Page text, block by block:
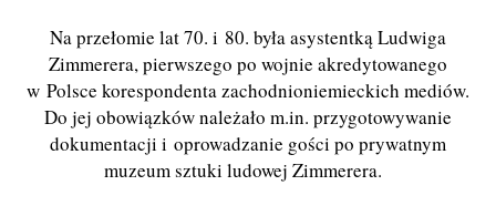
Na przełomie lat 70. i 80. była asystentką Ludwiga
Zimmerera, pierwszego po wojnie akredytowanego
w Polsce korespondenta zachodnioniemieckich mediów.
Do jej obowiązków należało m.in. przygotowywanie
dokumentacji i oprowadzanie gości po prywatnym
muzeum sztuki ludowej Zimmerera.